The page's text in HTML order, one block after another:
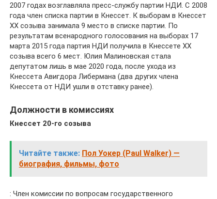
2007 годах возглавляла пресс-службу партии НДИ. С 2008
года член списка партии в Кнессет. К выборам в Кнессет
ХХ созыва занимала 9 место в списке партии. По
результатам всенародного голосования на выборах 17
марта 2015 года партия НДИ получила в Кнессете ХХ
созыва всего 6 мест. Юлия Малиновская стала
депутатом лишь в мае 2020 года, после ухода из
Кнессета Авигдора Либермана (два других члена
Кнессета от НДИ ушли в отставку ранее).
Должности в комиссиях
Кнессет 20-го созыва
Читайте также: Пол Уокер (Paul Walker) —
биография, фильмы, фото
: Член комиссии по вопросам государственного